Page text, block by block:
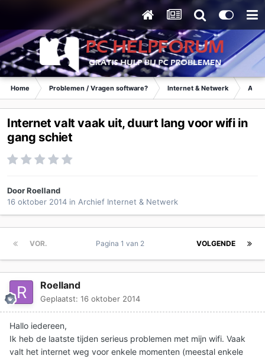
Home Problemen / Vragen software? Internet & Netwerk
Internet valt vaak uit, duurt lang voor wifi in
gang schiet
DoorRoelland
16 oktober 2014 in Archief Internet & Netwerk
VOR. VOLGENDE
Pagina 1 van 2
Roelland
Geplaatst: 16 oktober 2014
Hallo iedereen,
Ik heb de laatste tijden serieus problemen met mijn wifi. Vaak
valt het internet weg voor enkele momenten (meestal enkele